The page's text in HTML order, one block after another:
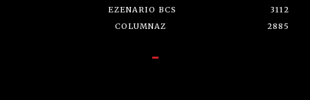
EZENARIO BCS
3112
COLUMNAZ
2885
-